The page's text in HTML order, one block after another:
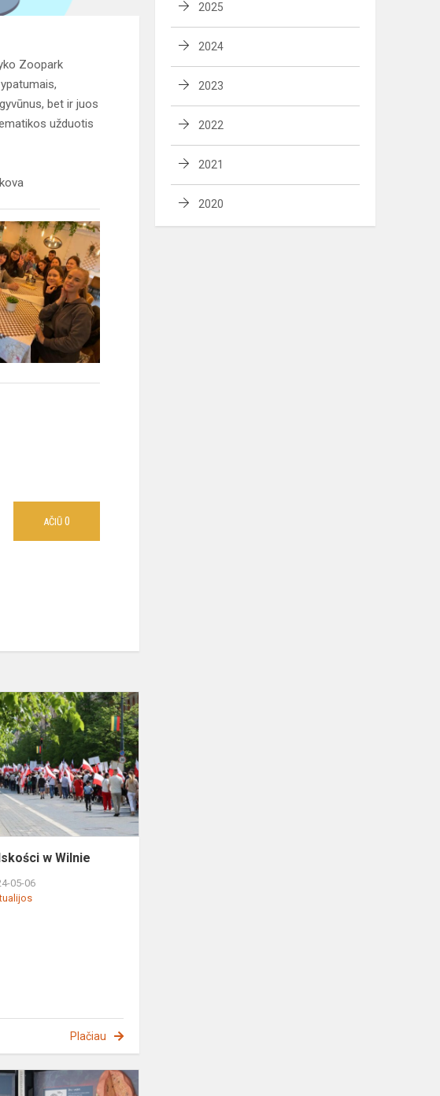
Zoopark
bet ir juos
užduotis
AČIŪ 0
Parada
Polskości
w
w Wilnie
05-06
Plačiau
2025
2024
2023
2022
2021
2020